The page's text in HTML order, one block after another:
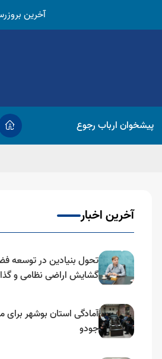
آخرین
پیشخوان ارباب رجوع
آخرین اخبار
تحول بنیادین در توسعه
گشایش اراضی نظامی و
آمادگی استان بوشهر برای
جودو